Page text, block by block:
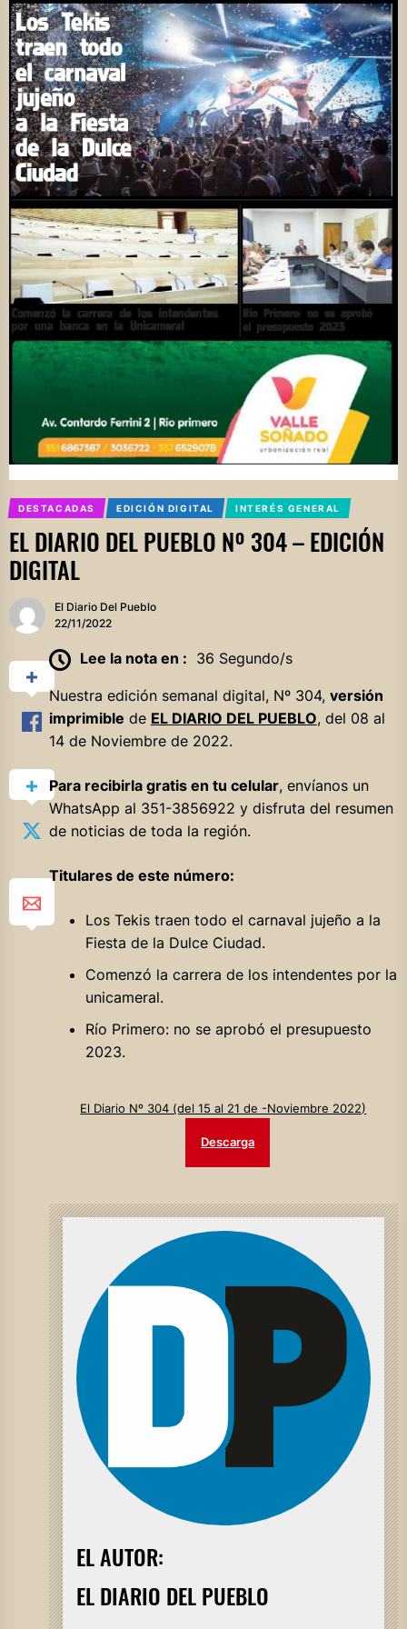
DESTACADAS EDICIÓN DIGITAL INTERÉS GENERAL
EL DIARIO DEL PUEBLO Nº 304 – EDICIÓN
DIGITAL
El Diario Del Pueblo
22/11/2022
Lee la nota en : 36 Segundo/s
Nuestra edición semanal digital, Nº 304, versión
imprimible de EL DIARIO DEL PUEBLO, del 08 al
14 de Noviembre de 2022.
Para recibirla gratis en tu celular, envíanos un
WhatsApp al 351-3856922 y disfruta del resumen
de noticias de toda la región.
Titulares de este número:
Los Tekis traen todo el carnaval jujeño a la
Fiesta de la Dulce Ciudad.
Comenzó la carrera de los intendentes por la
unicameral.
Río Primero: no se aprobó el presupuesto
2023.
El Diario Nº 304 (del 15 al 21 de -Noviembre 2022)
Descarga
EL AUTOR:
EL DIARIO DEL PUEBLO